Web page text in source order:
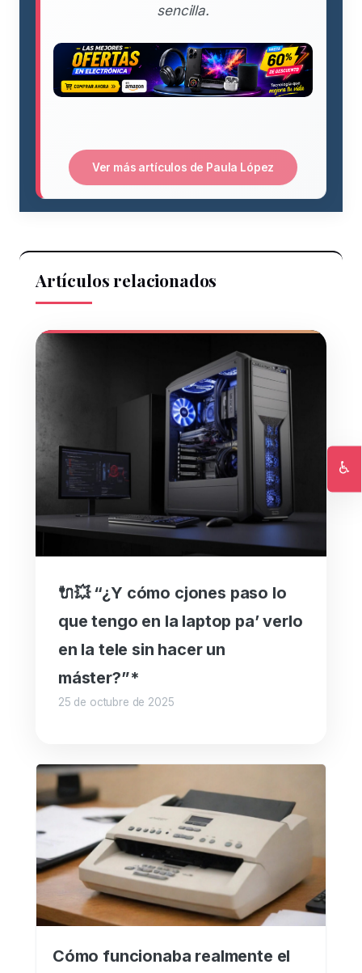
sencilla.
Ver más artículos de Paula López
Artículos relacionados
🔌💥 “¿Y cómo cjones paso lo
que tengo en la laptop pa’ verlo
en la tele sin hacer un
máster?”*
25 de octubre de 2025
Cómo funcionaba realmente el
♿